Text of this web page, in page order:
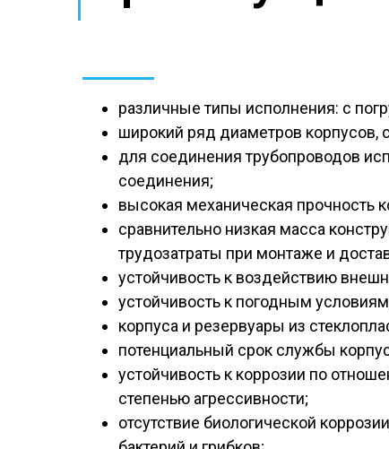
различные типы исполнения: с
широкий ряд диаметров корпусов,
для соединения трубопроводов
соединения;
высокая механическая прочность
сравнительно низкая масса
трудозатраты при монтаже и
устойчивость к воздействию
устойчивость к погодным
корпуса и резервуары из
потенциальный срок службы
устойчивость к коррозии по
степенью агрессивности;
отсутствие биологической